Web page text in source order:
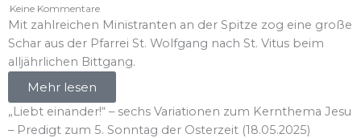
Keine Kommentare
Mit zahlreichen Ministranten an der Spitze zog eine große
Schar aus der Pfarrei St. Wolfgang nach St. Vitus beim
alljährlichen Bittgang.
Mehr lesen
„Liebt einander!“ – sechs Variationen zum Kernthema Jesu
– Predigt zum 5. Sonntag der Osterzeit (18.05.2025)